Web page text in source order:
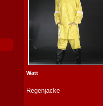
Watt
Regenjacke